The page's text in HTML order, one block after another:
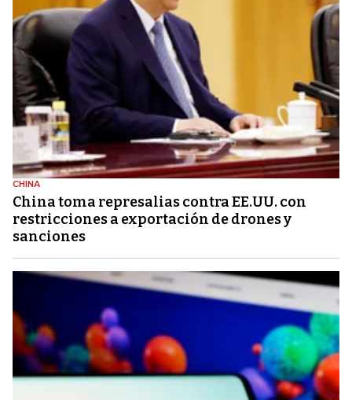
CHINA
China toma represalias contra EE.UU. con
restricciones a exportación de drones y
sanciones